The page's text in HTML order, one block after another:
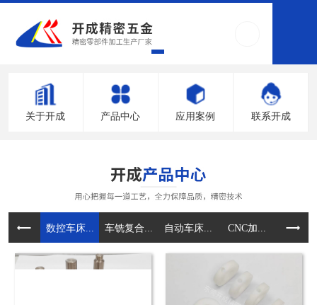
关于开成 产品中心 应用案例 联系开成
数控车床... 车铣复合... 自动车床... CNC加... 压铸件